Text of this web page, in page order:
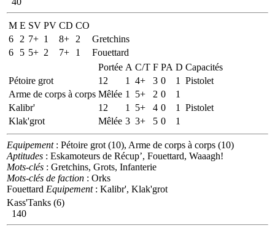
M E SV PV CD CO
6
2 7+ 1 8+ 2
Gretchins
6
5 5+ 2 7+ 1
Fouettard
Portée A C/T F PA D Capacités
Pétoire grot
12 1 4+ 3 0 1
Pistolet
Arme de corps à corps Mêlée 1 5+ 2 0
1
Kalibr'
12 1 5+ 4 0 1
Pistolet
Klak'grot
Mêlée 3 3+ 5 0 1
Equipement: Pétoire grot (10), Arme de corps à corps (10)
Aptitudes : Eskamoteurs de Récup’, Fouettard, Waaagh!
Mots-clés : Gretchins, Grots, Infanterie
Mots-clés de faction : Orks
Fouettard Equipement: Kalibr', Klak'grot
Kass'Tanks (6)
140